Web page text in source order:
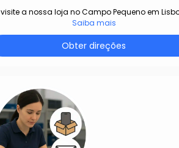
visite a nossa loja no Campo Pequeno em
Saiba mais
Obter direções